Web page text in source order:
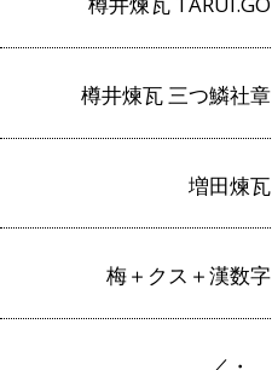
樽井煉瓦 三つ鱗社章
増田煉瓦
梅＋クス＋漢数字